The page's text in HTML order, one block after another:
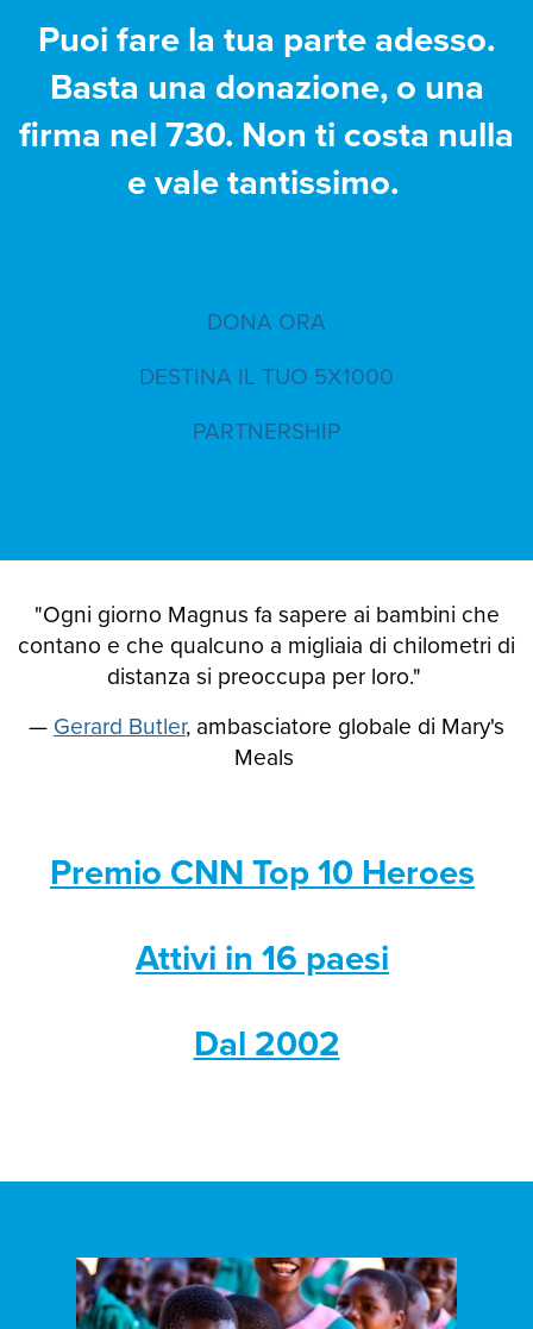
Puoi fare la tua parte adesso.
Basta una donazione, o una
firma nel 730. Non ti costa nulla
e vale tantissimo.
DONA ORA
DESTINA IL TUO 5X1000
PARTNERSHIP
"Ogni giorno Magnus fa sapere ai bambini che
contano e che qualcuno a migliaia di chilometri di
distanza si preoccupa per loro."
— Gerard Butler, ambasciatore globale di Mary's
Meals
Premio CNN Top 10 Heroes
Attivi in 16 paesi
Dal 2002